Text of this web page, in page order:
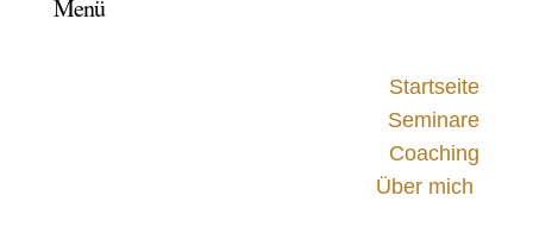
Menü
Startseite
Seminare
Coaching
Über mich